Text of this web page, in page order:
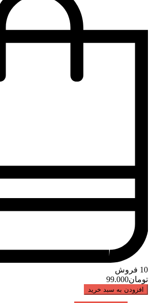
10 فروش
تومان99.000
افزودن به سبد خرید